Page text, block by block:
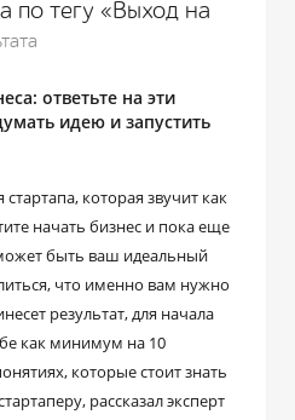
по тегу «Выход на
ответьте на эти
идею и запустить
которая звучит как
начать бизнес и пока еще
быть ваш идеальный
что именно вам нужно
результат, для начала
как минимум на 10
которые стоит знать
рассказал эксперт